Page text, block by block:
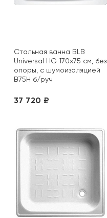
Стальная ванна BLB
Universal HG 170х75 см, без
опоры, с шумоизоляцией
B75H б/руч
37 720 ₽